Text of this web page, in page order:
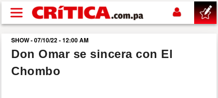
Pasar al contenido principal
buscar
SUCESOS
SHOW - 07/10/22 - 12:00 AM
Don Omar se sincera con El
Chombo